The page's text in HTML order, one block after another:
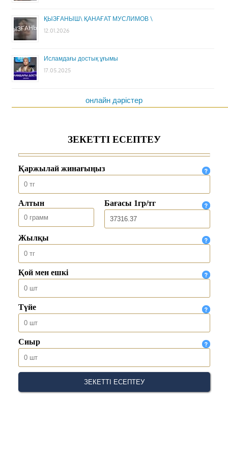
ҚЫЗҒАНЫШ\ ҚАНАҒАТ МУСЛИМОВ \
12.01.2026
Исламдағы достық ұғымы
17.05.2025
онлайн дәрістер